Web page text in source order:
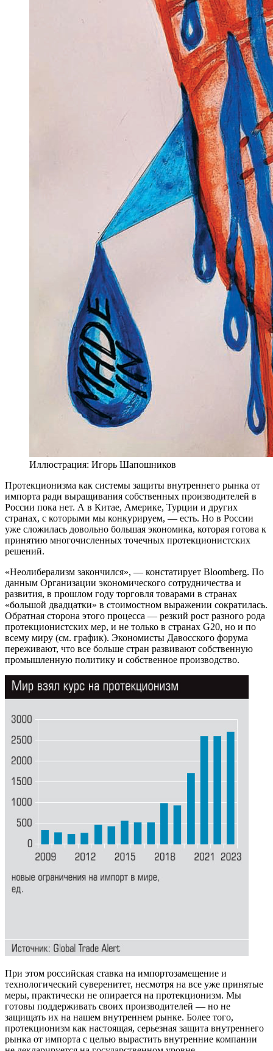
Иллюстрация: Игорь Шапошников
Протекционизма как системы защиты внутреннего рынка от
импорта ради выращивания собственных производителей в
России пока нет. А в Китае, Америке, Турции и других
странах, с которыми мы конкурируем, — есть. Но в России
уже сложилась довольно большая экономика, которая готова к
принятию многочисленных точечных протекционистских
решений.
«Неолиберализм закончился», — констатирует Bloomberg. По
данным Организации экономического сотрудничества и
развития, в прошлом году торговля товарами в странах
«большой двадцатки» в стоимостном выражении сократилась.
Обратная сторона этого процесса — резкий рост разного рода
протекционистских мер, и не только в странах G20, но и по
всему миру (см. график). Экономисты Давосского форума
переживают, что все больше стран развивают собственную
промышленную политику и собственное производство.
При этом российская ставка на импортозамещение и
технологический суверенитет, несмотря на все уже принятые
меры, практически не опирается на протекционизм. Мы
готовы поддерживать своих производителей — но не
защищать их на нашем внутреннем рынке. Более того,
протекционизм как настоящая, серьезная защита внутреннего
рынка от импорта с целью вырастить внутренние компании